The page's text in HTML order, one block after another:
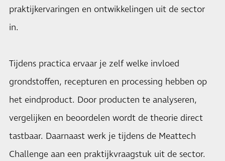
praktijkervaringen en ontwikkelingen uit de sector
in.
Tijdens practica ervaar je zelf welke invloed
grondstoffen, recepturen en processing hebben op
het eindproduct. Door producten te analyseren,
vergelijken en beoordelen wordt de theorie direct
tastbaar. Daarnaast werk je tijdens de Meattech
Challenge aan een praktijkvraagstuk uit de sector.